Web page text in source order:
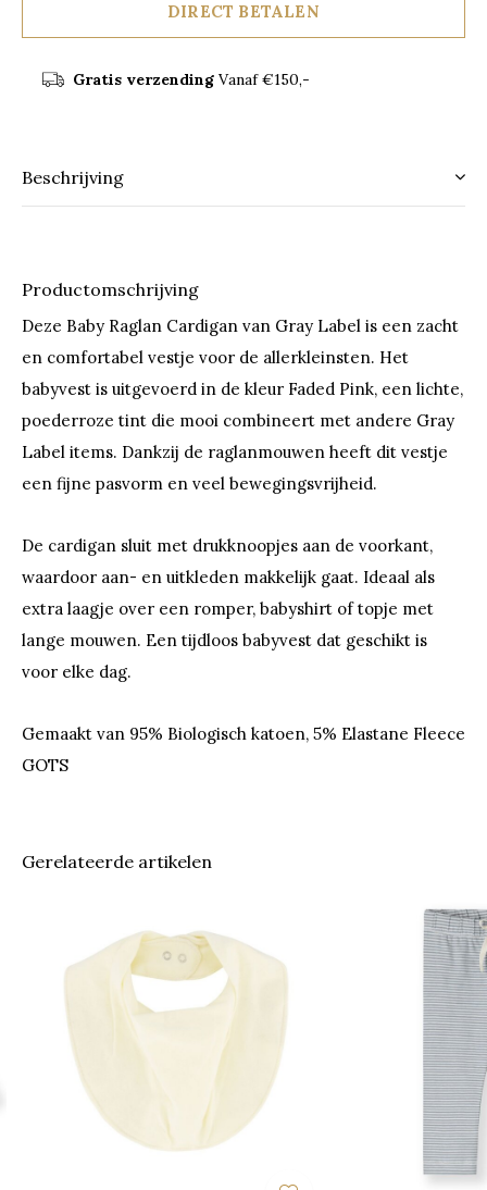
DIRECT BETALEN
Gratis verzendingVanaf €150,-
Beschrijving
Productomschrijving
Deze Baby Raglan Cardigan van Gray Label is een zacht
en comfortabel vestje voor de allerkleinsten. Het
babyvest is uitgevoerd in de kleur Faded Pink, een lichte,
poederroze tint die mooi combineert met andere Gray
Label items. Dankzij de raglanmouwen heeft dit vestje
een fijne pasvorm en veel bewegingsvrijheid.
De cardigan sluit met drukknoopjes aan de voorkant,
waardoor aan- en uitkleden makkelijk gaat. Ideaal als
extra laagje over een romper, babyshirt of topje met
lange mouwen. Een tijdloos babyvest dat geschikt is
voor elke dag.
Gemaakt van 95% Biologisch katoen, 5% Elastane Fleece
GOTS
Gerelateerde artikelen